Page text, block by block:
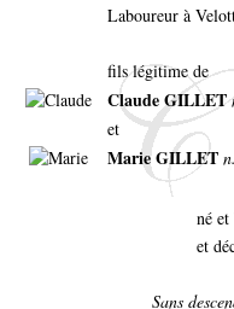
Laboureur à
fils légitime de
Claude GILLET
et
Marie GILLET
né
et
Sans